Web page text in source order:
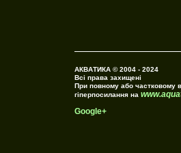
АКВАТИКА © 2004 - 2024
Всі права захищені
При повному або частковому
гіперпосилання на
Google+